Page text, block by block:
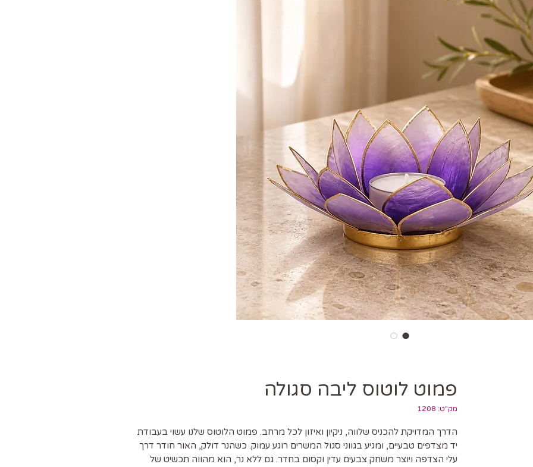
פמוט לוטוס ליבה סגולה
מק"ט: 1208
הדרך המדויקת להכניס שלווה, ניקיון ואיזון לכל מרחב. פמוט הלוטוס שלנו עשוי בעבודת
יד מצדפים טבעיים, ומגיע בגווני סגול המשרים רוגע עמוק. כשהנר דולק, האור חודר דרך
עלי הצדפה ויוצר משחק צבעים עדין וקסום בחדר. גם ללא נר, הוא מהווה תכשיט של